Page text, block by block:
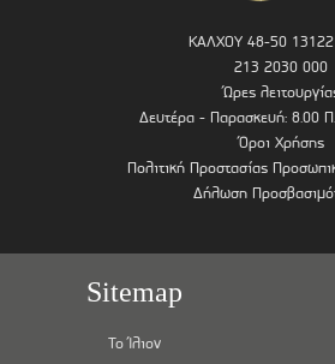
ΚΑΛΧΟΥ 48-50 13122
213 2030 000
Ώρες
Δευτέρα - Παρασκευή: 8.00
Όροι Χρήσης
Πολιτική Προστασίας
Δήλωση
Sitemap
Το Ίλιον